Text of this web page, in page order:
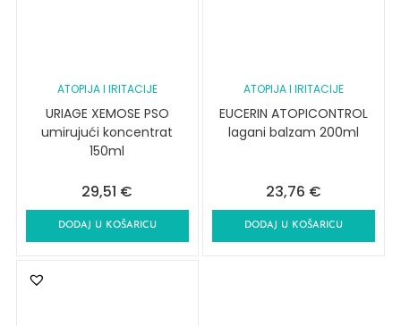
ATOPIJA I IRITACIJE
URIAGE XEMOSE PSO
umirujući koncentrat
150ml
29,51 €
DODAJ U KOŠARICU
ATOPIJA I IRITACIJE
EUCERIN ATOPICONTROL
lagani balzam 200ml
23,76 €
DODAJ U KOŠARICU